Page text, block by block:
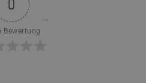
0
Bewertung